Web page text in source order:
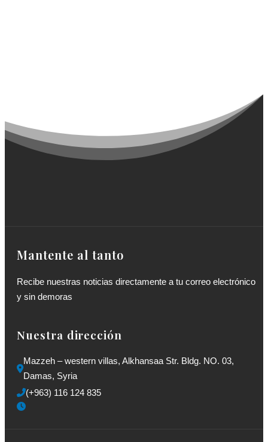
Mantente al tanto
Recibe nuestras noticias directamente a tu correo electrónico
y sin demoras
Nuestra dirección
Mazzeh – western villas, Alkhansaa Str. Bldg. NO. 03,
Damas, Syria
(+963) 116 124 835